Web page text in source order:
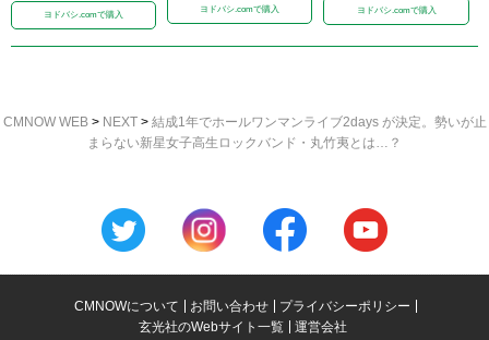
ヨドバシ.comで購入
ヨドバシ.comで購入 ヨドバシ.comで購入
CMNOW WEB> NEXT> 結成1年でホールワンマンライブ2days が決定。勢いが止
まらない新星女子高生ロックバンド・丸竹夷とは…？
CMNOWについて お問い合わせ
プライバシーポリシー
玄光社のWebサイト一覧
運営会社